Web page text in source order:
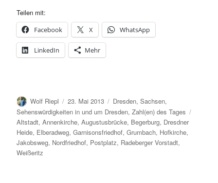
Teilen mit:
Facebook X WhatsApp
LinkedIn Mehr
Autor
Wolf Riepl
Veröffentlicht
am
23. Mai 2013 Kategorien
Dresden,Sachsen,
Sehenswürdigkeiten in und um Dresden,Zahl(en) des Tages
Altstadt,Annenkirche,Augustusbrücke, Begerburg, Dresdner
Heide, Elberadweg,Garnisonsfriedhof,Grumbach, Hofkirche,
Jakobsweg, Nordfriedhof, Postplatz, Radeberger Vorstadt,
Weißeritz